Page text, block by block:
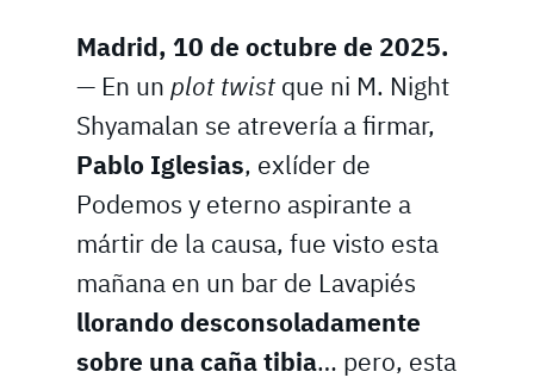
Madrid, 10 de octubre de 2025.
— En un plot twist que ni M. Night
Shyamalan se atrevería a firmar,
Pablo Iglesias, exlíder de
Podemos y eterno aspirante a
mártir de la causa, fue visto esta
mañana en un bar de Lavapiés
llorando desconsoladamente
sobre una caña tibia… pero, esta